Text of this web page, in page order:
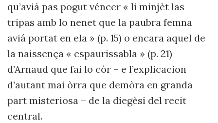
qu’aviá pas pogut véncer « li minjèt las
tripas amb lo nenet que la paubra femna
aviá portat en ela » (p. 15) o encara aquel de
la naissença « espaurissabla » (p. 21)
d’Arnaud que fai lo còr – e l’explicacion
d’autant mai òrra que demòra en granda
part misteriosa – de la diegèsi del recit
central.